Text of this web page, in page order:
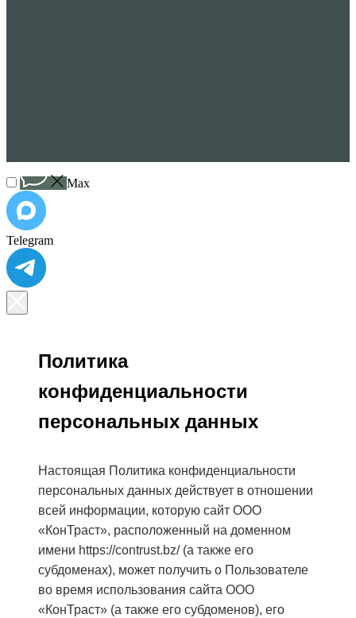
Max
Telegram
Политика
конфиденциальности
персональных данных
Настоящая Политика конфиденциальности
персональных данных действует в отношении
всей информации, которую cайт ООО
«КонТраст», расположенный на доменном
имени https://contrust.bz/(а также его
субдоменах), может получить о Пользователе
во время использования сайта ООО
«КонТраст» (а также его субдоменов), его